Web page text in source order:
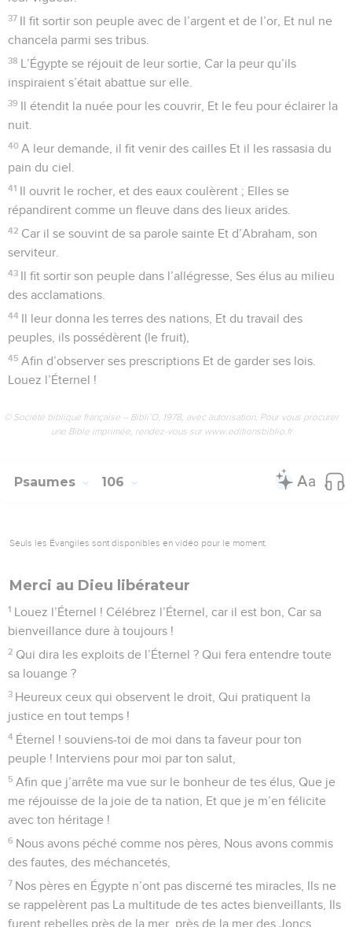
37 Il fit sortir son peuple avec de l’argent et de l’or, Et nul ne
chancela parmi ses tribus.
38 L’Égypte se réjouit de leur sortie, Car la peur qu’ils
inspiraient s’était abattue sur elle.
39 Il étendit la nuée pour les couvrir, Et le feu pour éclairer la
nuit.
40 A leur demande, il fit venir des cailles Et il les rassasia du
pain du ciel.
41 Il ouvrit le rocher, et des eaux coulèrent ; Elles se
répandirent comme un fleuve dans des lieux arides.
42 Car il se souvint de sa parole sainte Et d’Abraham, son
serviteur.
43 Il fit sortir son peuple dans l’allégresse, Ses élus au milieu
des acclamations.
44 Il leur donna les terres des nations, Et du travail des
peuples, ils possédèrent (le fruit),
45 Afin d’observer ses prescriptions Et de garder ses lois.
Louez l’Éternel !
© Société biblique française – Bibli’O, 1978, avec autorisation. Pour vous procurer
une Bible imprimée, rendez-vous sur www.editionsbiblio.fr
Psaumes 106
Seuls les Évangiles sont disponibles en vidéo pour le moment.
Merci au Dieu libérateur
1 Louez l’Éternel ! Célébrez l’Éternel, car il est bon, Car sa
bienveillance dure à toujours !
2 Qui dira les exploits de l’Éternel ? Qui fera entendre toute
sa louange ?
3 Heureux ceux qui observent le droit, Qui pratiquent la
justice en tout temps !
4 Éternel ! souviens-toi de moi dans ta faveur pour ton
peuple ! Interviens pour moi par ton salut,
5 Afin que j’arrête ma vue sur le bonheur de tes élus, Que je
me réjouisse de la joie de ta nation, Et que je m’en félicite
avec ton héritage !
6 Nous avons péché comme nos pères, Nous avons commis
des fautes, des méchancetés,
7 Nos pères en Égypte n’ont pas discerné tes miracles, Ils ne
se rappelèrent pas La multitude de tes actes bienveillants, Ils
furent rebelles près de la mer, près de la mer des Joncs.